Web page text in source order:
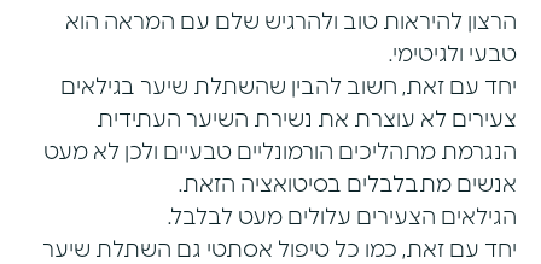
הרצון להיראות טוב ולהרגיש שלם עם המראה הוא
טבעי ולגיטימי.
יחד עם זאת, חשוב להבין שהשתלת שיער בגילאים
צעירים לא עוצרת את נשירת השיער העתידית
הנגרמת מתהליכים הורמונליים טבעיים ולכן לא מעט
אנשים מתבלבלים בסיטואציה הזאת.
הגילאים הצעירים עלולים מעט לבלבל.
יחד עם זאת, כמו כל טיפול אסתטי גם השתלת שיער